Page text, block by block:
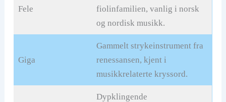
Fele
fiolinfamilien, vanlig i norsk
og nordisk musikk.
Giga
Gammelt strykeinstrument fra
renessansen, kjent i
musikkrelaterte kryssord.
Dypklingende